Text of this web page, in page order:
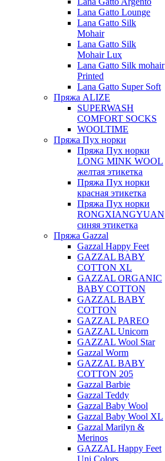
Lana Gatto Lounge
Lana Gatto Silk
Mohair
Lana Gatto Silk
Mohair Lux
Lana Gatto Silk mohair
Printed
Lana Gatto Super Soft
Пряжа ALIZE
SUPERWASH
COMFORT SOCKS
WOOLTIME
Пряжа Пух норки
Пряжа Пух норки
LONG MINK WOOL
желтая этикетка
Пряжа Пух норки
красная этикетка
Пряжа Пух норки
RONGXIANGYUAN
синяя этикетка
Пряжа Gazzal
Gazzal Happy Feet
GAZZAL BABY
COTTON XL
GAZZAL ORGANIC
BABY COTTON
GAZZAL BABY
COTTON
GAZZAL PAREO
GAZZAL Unicorn
GAZZAL Wool Star
Gazzal Worm
GAZZAL BABY
COTTON 205
Gazzal Barbie
Gazzal Teddy
Gazzal Baby Wool
Gazzal Baby Wool XL
Gazzal Marilyn &
Merinos
GAZZAL Happy Feet
Uni Colors